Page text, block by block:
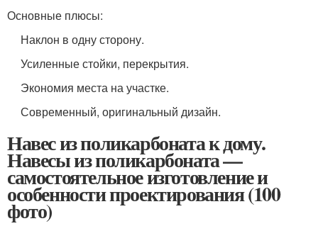
Основные плюсы:
Наклон в одну сторону.
Усиленные стойки, перекрытия.
Экономия места на участке.
Современный, оригинальный дизайн.
Навес из поликарбоната к дому.
Навесы из поликарбоната —
самостоятельное изготовление и
особенности проектирования (100
фото)